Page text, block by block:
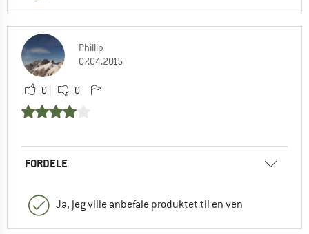
Phillip
07.04.2015
0 0
FORDELE
Ja, jeg ville anbefale produktet til en ven